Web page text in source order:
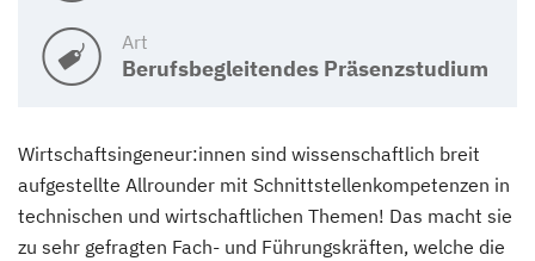
Art
Berufsbegleitendes Präsenzstudium
Wirtschaftsingeneur:innen sind wissenschaftlich breit
aufgestellte Allrounder mit Schnittstellenkompetenzen in
technischen und wirtschaftlichen Themen! Das macht sie
zu sehr gefragten Fach- und Führungskräften, welche die